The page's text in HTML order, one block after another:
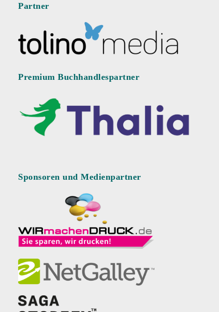
Partner
Premium Buchhandlespartner
Sponsoren und Medienpartner